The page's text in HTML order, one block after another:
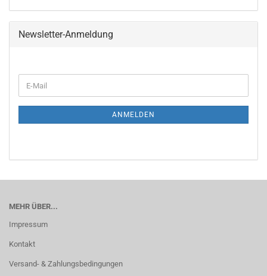
Newsletter-Anmeldung
ANMELDEN
MEHR ÜBER...
Impressum
Kontakt
Versand- & Zahlungsbedingungen